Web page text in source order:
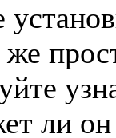
ли